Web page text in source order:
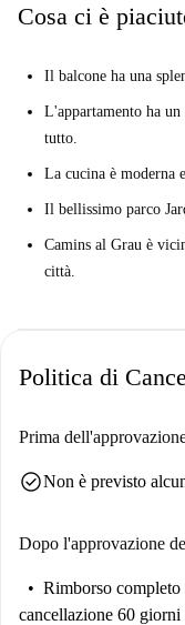
Cosa ci è
Il balcone ha una
L'appartamento ha
tutto.
La cucina è moderna
Il bellissimo parco
Camins al Grau è
città.
Politica di
Prima
check_circleNon è previsto
Dopo l'approvazione
Rimborso
cancellazione 60